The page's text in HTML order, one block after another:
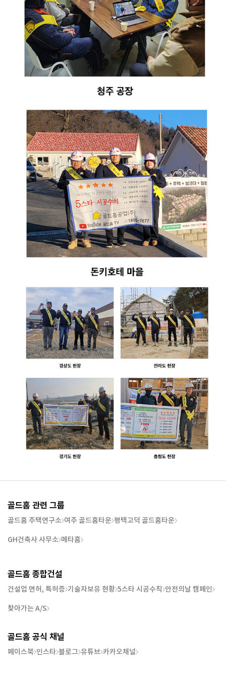
골드홈 관련 그룹
골드홈 주택연구소 여주 골드홈타운 평택고덕 골드홈타운
GH건축사 사무소 메타홈
골드홈 종합건설
건설업 면허, 특허증 기술자보유 현황 5스타 시공수칙 안전의날 캠페인
찾아가는 A/S
골드홈 공식 채널
페이스북 인스타 블로그 유튜브 카카오채널